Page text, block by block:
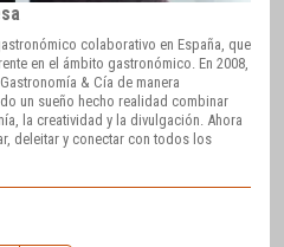
colaborativo en España, que
en el ámbito gastronómico. En 2008,
& Cía de manera
un sueño hecho realidad combinar
la creatividad y la divulgación. Ahora
deleitar y conectar con todos los